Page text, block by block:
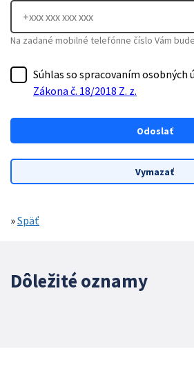
Na zadané mobilné telefónne číslo Vám
Súhlas so spracovaním osobných
Zákona č. 18/2018 Z. z.
»Späť
Dôležité oznamy